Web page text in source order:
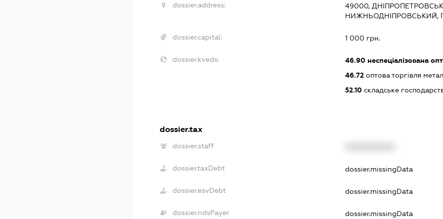
dossier.address:
49000,
НИЖНЬОДНІПРОВСЬКИЙ,
dossier.capital: 1 000 грн.
dossier.kveds: 46.90неспеціалізована
46.72оптова торгівля
52.10складське
dossier.tax
dossier.staff
dossier.taxDebt dossier.missingData
dossier.esvDebt dossier.missingData
dossier.ndsPayer dossier.missingData